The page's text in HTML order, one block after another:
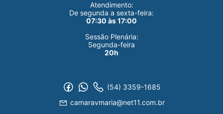
Atendimento:
De segunda a sexta-feira:
07:30 às 17:00
Sessão Plenária:
Segunda-feira
20h
(54) 3359-1685
camaravmaria@net11.com.br